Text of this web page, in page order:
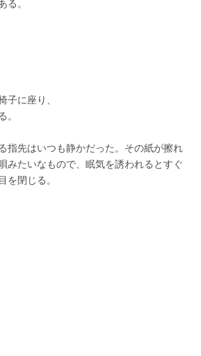
。
に座り、
指先はいつも静かだった。その紙が擦れ
みたいなもので、眠気を誘われるとすぐ
を閉じる。